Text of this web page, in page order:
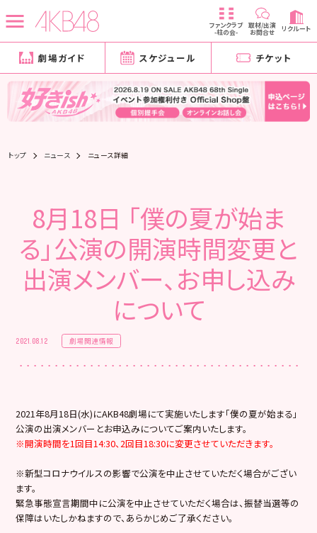
ファンクラブ
-柱の会-
取材/出演
お問合せ リクルート
劇場ガイド スケジュール チケット
トップ ニュース ニュース詳細
8月18日 「僕の夏が始ま
る」公演の開演時間変更と
出演メンバー、お申し込み
について
2021.08.12 劇場関連情報
2021年8月18日(水)にAKB48劇場にて実施いたします「僕の夏が始まる」
公演の出演メンバーとお申込みについてご案内いたします。
※開演時間を1回目14:30、2回目18:30に変更させていただきます。
※新型コロナウイルスの影響で公演を中止させていただく場合がござい
ます。
緊急事態宣言期間中に公演を中止させていただく場合は、振替当選等の
保障はいたしかねますので、あらかじめご了承ください。